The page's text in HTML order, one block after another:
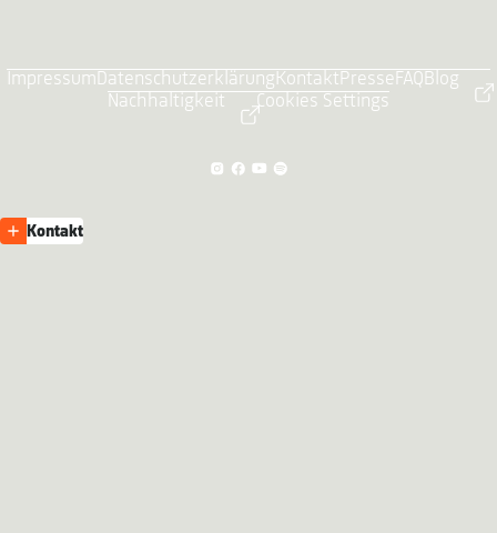
ImpressumDatenschutzerklärungKontaktPresse FAQBlog
Nachhaltigkeit
Cookies Settings
Kontakt